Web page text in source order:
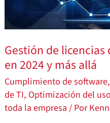
Gestión de licencias
en 2024 y más allá
Cumplimiento de software,
de TI, Optimización del
toda la empresa / Por
software:
En
auge
en
2024
y
más